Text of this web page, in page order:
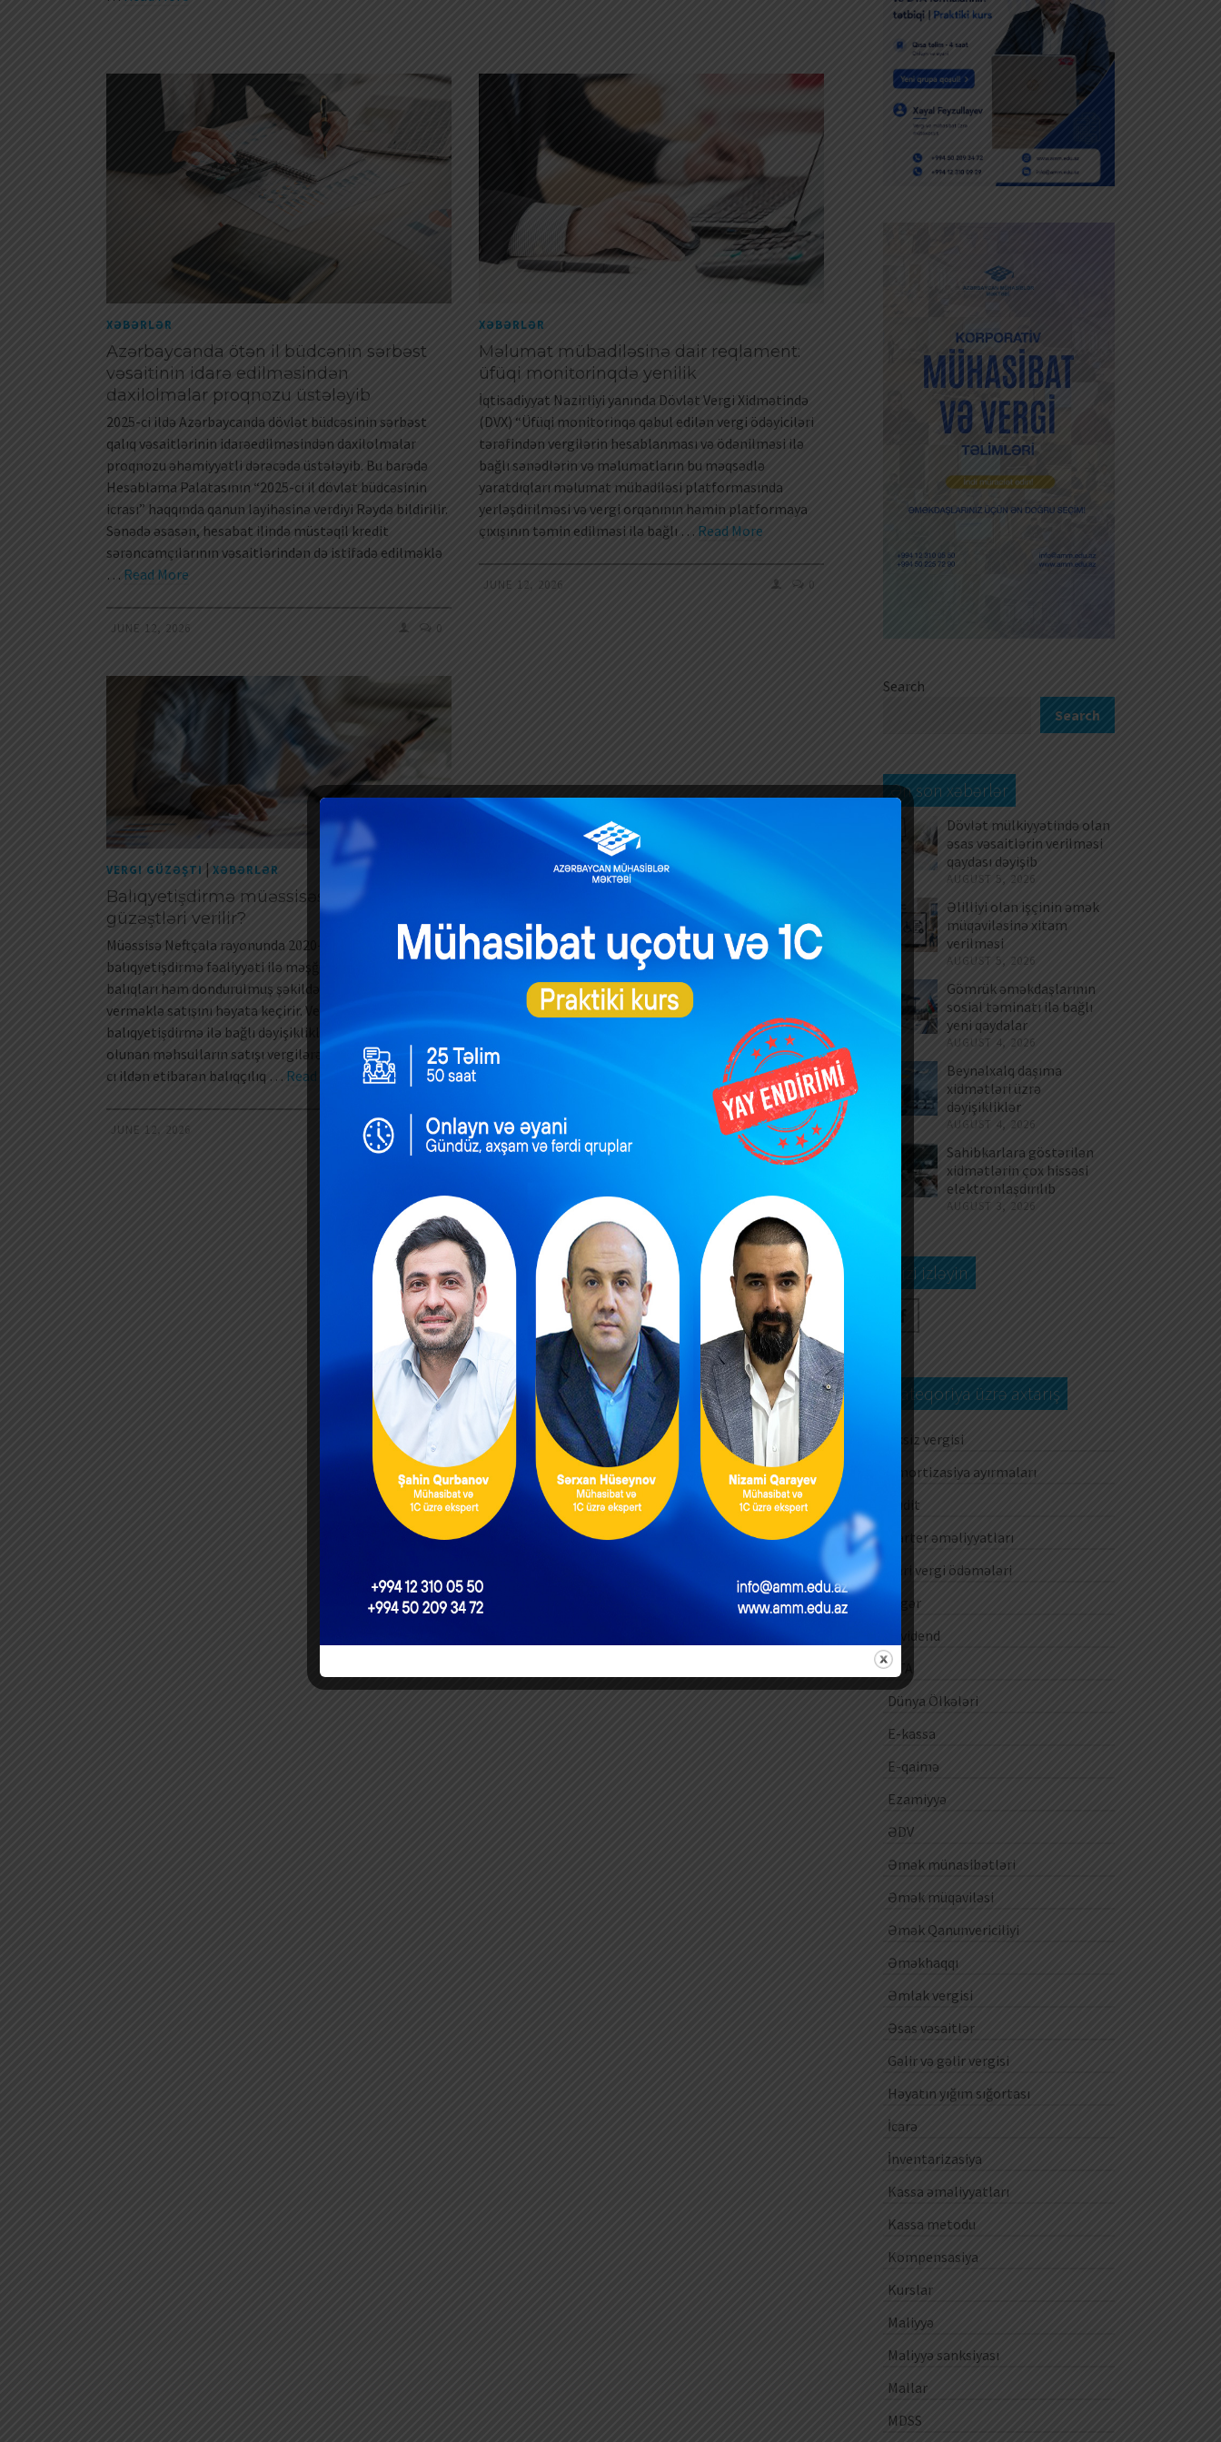
XƏBƏRLƏR
Azərbaycanda ötən il büdcənin sərbəst
vəsaitinin idarə edilməsindən
daxilolmalar proqnozu üstələyib
2025-ci ildə Azərbaycanda dövlət büdcəsinin sərbəst
qalıq vəsaitlərinin idarəedilməsindən daxilolmalar
proqnozu əhəmiyyətli dərəcədə üstələyib. Bu barədə
Hesablama Palatasının “2025-ci il dövlət büdcəsinin
icrası” haqqında qanun layihəsinə verdiyi Rəydə bildirilir.
Sənədə əsasən, hesabat ilində müstəqil kredit
sərəncamçılarının vəsaitlərindən də istifadə edilməklə
… Read More
JUNE 12, 2026 0
XƏBƏRLƏR
Məlumat mübadiləsinə dair reqlament:
üfüqi monitorinqdə yenilik
İqtisadiyyat Nazirliyi yanında Dövlət Vergi Xidmətində
(DVX) “Üfüqi monitorinqə qəbul edilən vergi ödəyiciləri
tərəfindən vergilərin hesablanması və ödənilməsi ilə
bağlı sənədlərin və məlumatların bu məqsədlə
yaratdıqları məlumat mübadiləsi platformasında
yerləşdirilməsi və vergi orqanının həmin platformaya
çıxışının təmin edilməsi ilə bağlı … Read More
JUNE 12, 2026 0
VERGI GÜZƏŞTI | XƏBƏRLƏR
Balıqyetişdirmə müəssisəsinə hansı vergi
güzəştləri verilir?
Müəssisə Neftçala rayonunda 2020-ci ildən
balıqyetişdirmə fəaliyyəti ilə məşğuldur və yetişdirdiyi
balıqları həm dondurulmuş şəkildə, həm də hisə
verməklə satışını həyata keçirir. Vergi Məcəlləsinə
balıqyetişdirmə ilə bağlı dəyişikliklər edilənədək qeyd
olunan məhsulların satışı vergilərə cəlb olunurdu. 2026-
cı ildən etibarən balıqçılıq … Read More
JUNE 12, 2026 0
Search
Search
Ən son xəbərlər
Dövlət mülkiyyətində olan
əsas vəsaitlərin verilməsi
qaydası dəyişib
AUGUST 5, 2026
Əlilliyi olan işçinin əmək
müqaviləsinə xitam
verilməsi
AUGUST 5, 2026
Gömrük əməkdaşlarının
sosial təminatı ilə bağlı
yeni qaydalar
AUGUST 4, 2026
Beynəlxalq daşıma
xidmətləri üzrə
dəyişikliklər
AUGUST 4, 2026
Sahibkarlara göstərilən
xidmətlərin çox hissəsi
elektronlaşdırılıb
AUGUST 3, 2026
Bizi izləyin
Kateqoriya üzrə axtarış
Aksiz vergisi
Amortizasiya ayırmaları
Audit
Barter əməliyyatları
Cari vergi ödəmələri
Digər
Dividend
DTA
Dünya Ölkələri
E-kassa
E-qaimə
Ezamiyyə
ƏDV
Əmək münasibətləri
Əmək müqaviləsi
Əmək Qanunvericiliyi
Əməkhaqqı
Əmlak vergisi
Əsas vəsaitlər
Gəlir və gəlir vergisi
Həyatın yığım sığortası
İcarə
İnventarizasiya
Kassa əməliyyatları
Kassa metodu
Kompensasiya
Kurslar
Maliyyə
Maliyyə sanksiyası
Mallar
MDSS